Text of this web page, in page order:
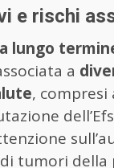
e rischi
a lungo
a
,
di tumori della